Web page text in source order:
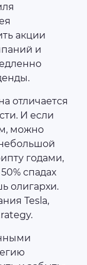
акции
и
отличается
И если
можно
годами,
спадах
олигархи.
Tesla,